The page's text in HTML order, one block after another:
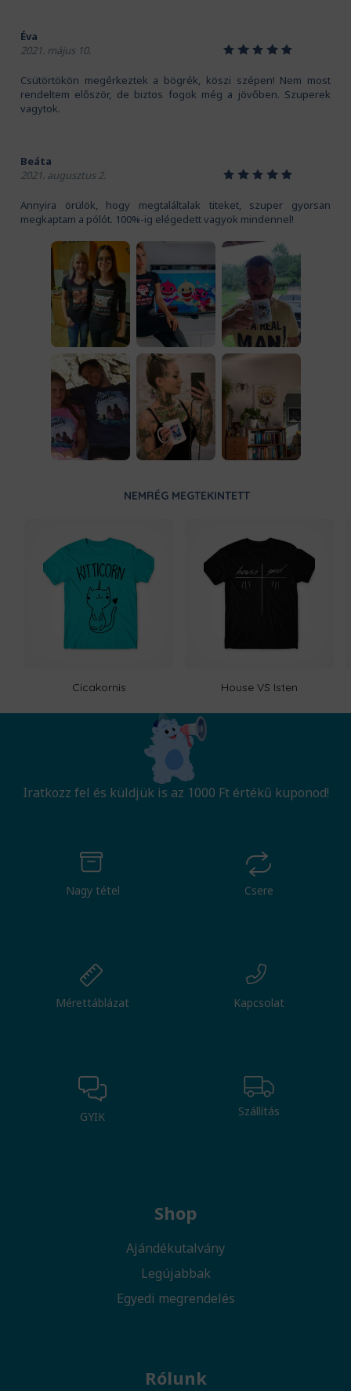
Éva
2021. május 10.
12345
Csütörtökön megérkeztek a bögrék, köszi szépen! Nem most
rendeltem először, de biztos fogok még a jövőben. Szuperek
vagytok.
Beáta
2021. augusztus 2.
12345
Annyira örülök, hogy megtaláltalak titeket, szuper gyorsan
megkaptam a pólót. 100%-ig elégedett vagyok mindennel!
NEMRÉG MEGTEKINTETT
Cicakornis House VS Isten
Iratkozz fel és küldjük is az 1000 Ft értékű kuponod!
Nagy tétel Csere
Mérettáblázat Kapcsolat
GYIK Szállítás
Shop
Ajándékutalvány
Legújabbak
Egyedi megrendelés
Rólunk